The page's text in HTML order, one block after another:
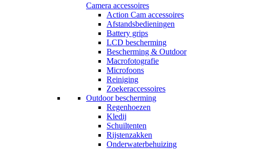
Camera accessoires
Action Cam accessoires
Afstandsbedieningen
Battery grips
LCD bescherming
Bescherming & Outdoor
Macrofotografie
Microfoons
Reiniging
Zoekeraccessoires
Outdoor bescherming
Regenhoezen
Kledij
Schuiltenten
Rijstenzakken
Onderwaterbehuizing